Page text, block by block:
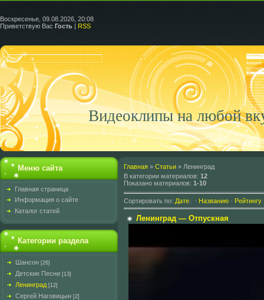
Воскресенье, 09.08.2026, 20:08
Приветствую Вас Гость | RSS
Видеоклипы на любой
Меню сайта
Главная страница
Информация о сайте
Каталог статей
Категории раздела
Шансон [26]
Детские Песни [13]
Ленинград [12]
Сергей Наговицын [2]
Главная » Статьи » Ленинград
В категории материалов: 12
Показано материалов: 1-10
Сортировать по: Дате · Названию · Рейтингу
Ленинград — Отпускная